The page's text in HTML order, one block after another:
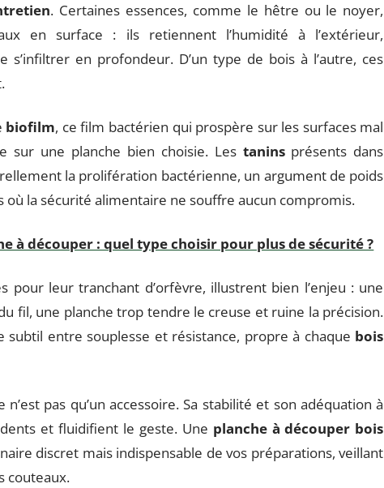
. Certaines essences, comme le hêtre ou le noyer,
en surface : ils retiennent l’humidité à l’extérieur,
s’infiltrer en profondeur. D’un type de bois à l’autre, ces
biofilm, ce film bactérien qui prospère sur les surfaces mal
sur une planche bien choisie. Les taninsprésents dans
la prolifération bactérienne, un argument de poids
où la sécurité alimentaire ne souffre aucun compromis.
à découper : quel type choisir pour plus de sécurité ?
pour leur tranchant d’orfèvre, illustrent bien l’enjeu : une
fil, une planche trop tendre le creuse et ruine la précision.
subtil entre souplesse et résistance, propre à chaque bois
n’est pas qu’un accessoire. Sa stabilité et son adéquation à
et fluidifient le geste. Une planche à découper bois
discret mais indispensable de vos préparations, veillant
couteaux.